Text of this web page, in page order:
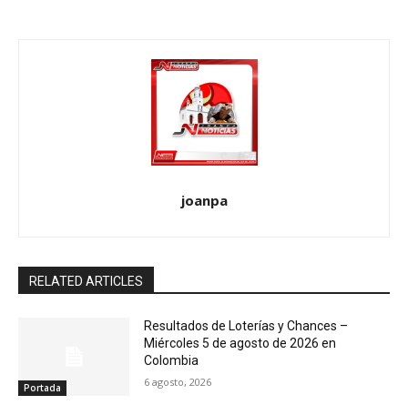
joanpa
RELATED ARTICLES
Portada
Resultados de Loterías y Chances –
Miércoles 5 de agosto de 2026 en
Colombia
6 agosto, 2026